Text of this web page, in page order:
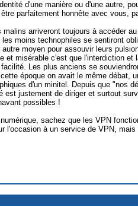
d'une manière ou d'une autre,
parfaitement honnête avec vous,
arriveront toujours à accéder
moins technophiles se sentiront
moyen pour assouvir leurs
et misérable c'est que l'interdiction et
Les plus anciens se
époque on avait le même débat,
d'un minitel. Depuis que "nos
est justement de diriger et surtout
possibles !
sachez que les VPN
l'occasion à un service de VPN,